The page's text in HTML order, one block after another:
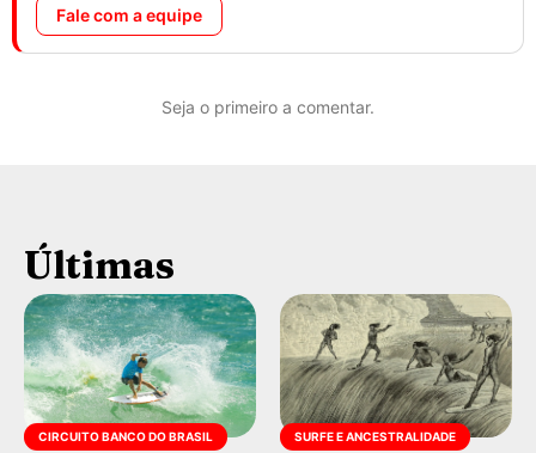
Fale com a equipe
Seja o primeiro a comentar.
Últimas
CIRCUITO BANCO DO BRASIL SURFE E ANCESTRALIDADE